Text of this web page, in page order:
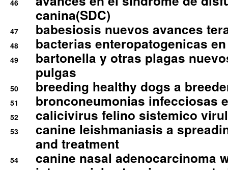
46
canina(SDC)
47 babesiosis nuevos avances
48 bacterias enteropatogenicas
49
bartonella y otras plagas
pulgas
50 breeding healthy dogs a
51 bronconeumonias infecciosas
52 calicivirus felino sistemico
53
canine leishmaniasis a
and treatment
54
canine nasal adenocarcinoma